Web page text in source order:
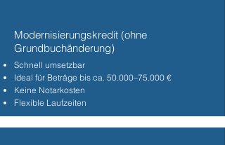
Modernisierungskredit (ohne
Grundbuchänderung)
Schnell umsetzbar
Ideal für Beträge bis ca. 50.000–75.000 €
Keine Notarkosten
Flexible Laufzeiten